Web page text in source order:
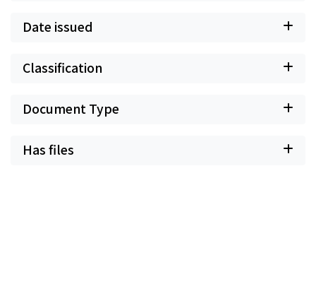
Date issued
Classification
Document Type
Has files